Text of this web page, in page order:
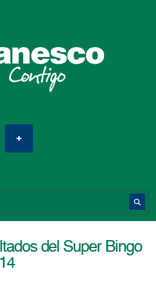
del Super Bingo